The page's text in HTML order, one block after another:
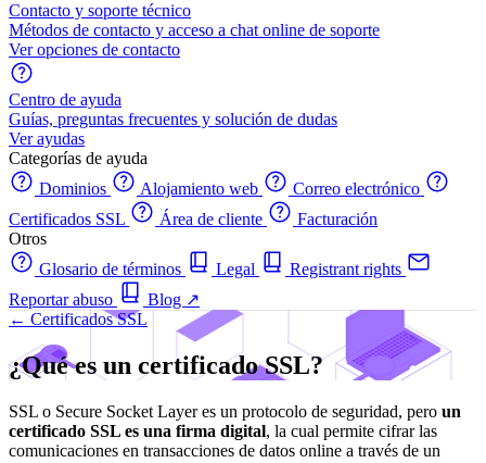
Contacto y soporte técnico
Métodos de contacto y acceso a chat online de soporte
Ver opciones de contacto
Centro de ayuda
Guías, preguntas frecuentes y solución de dudas
Ver ayudas
Categorías de ayuda
Dominios
Alojamiento web
Correo electrónico
Certificados SSL
Área de cliente
Facturación
Otros
Glosario de términos
Legal
Registrant rights
Reportar abuso
Blog ↗
← Certificados SSL
¿Qué es un certificado SSL?
SSL o Secure Socket Layer es un protocolo de seguridad, pero un
certificado SSL es una firma digital, la cual permite cifrar las
comunicaciones en transacciones de datos online a través de un